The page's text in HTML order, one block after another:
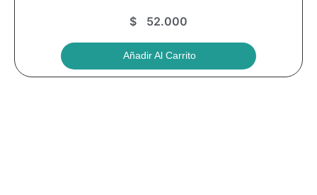
$ 52.000
Añadir Al Carrito